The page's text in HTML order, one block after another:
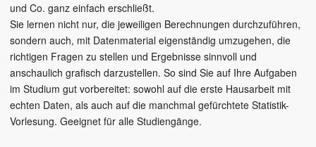
und Co. ganz einfach erschließt.
Sie lernen nicht nur, die jeweiligen Berechnungen durchzuführen,
sondern auch, mit Datenmaterial eigenständig umzugehen, die
richtigen Fragen zu stellen und Ergebnisse sinnvoll und
anschaulich grafisch darzustellen. So sind Sie auf Ihre Aufgaben
im Studium gut vorbereitet: sowohl auf die erste Hausarbeit mit
echten Daten, als auch auf die manchmal gefürchtete Statistik-
Vorlesung. Geeignet für alle Studiengänge.